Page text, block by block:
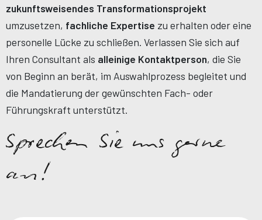
zukunftsweisendes Transformationsprojekt
umzusetzen, fachliche Expertise zu erhalten oder eine
personelle Lücke zu schließen. Verlassen Sie sich auf
Ihren Consultant als alleinige Kontaktperson, die Sie
von Beginn an berät, im Auswahlprozess begleitet und
die Mandatierung der gewünschten Fach- oder
Führungskraft unterstützt.
Sprechen Sie uns gerne
an!